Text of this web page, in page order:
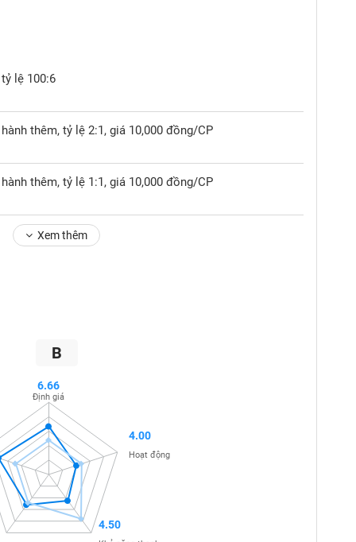
lệ 100:6
thêm, tỷ lệ 2:1, giá 10,000 đồng/CP
thêm, tỷ lệ 1:1, giá 10,000 đồng/CP
Xem thêm
B
6.66
Định giá
4.00
Hoạt động
4.50